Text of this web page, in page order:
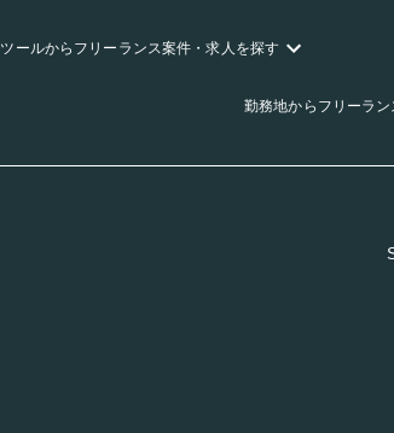
ツールからフリーランス案件・求人を探す
勤務地からフリーラン